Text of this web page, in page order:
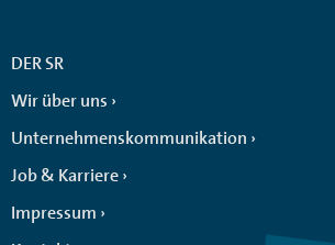
DER SR
Wir über uns
Unternehmenskommunikation
Job & Karriere
Impressum